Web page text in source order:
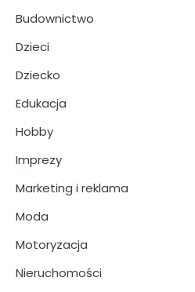
Budownictwo
Dzieci
Dziecko
Edukacja
Hobby
Imprezy
Marketing i reklama
Moda
Motoryzacja
Nieruchomości